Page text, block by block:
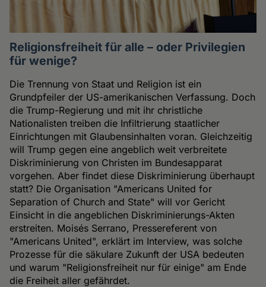
Religionsfreiheit für alle – oder Privilegien
für wenige?
Die Trennung von Staat und Religion ist ein
Grundpfeiler der US-amerikanischen Verfassung. Doch
die Trump-Regierung und mit ihr christliche
Nationalisten treiben die Infiltrierung staatlicher
Einrichtungen mit Glaubensinhalten voran. Gleichzeitig
will Trump gegen eine angeblich weit verbreitete
Diskriminierung von Christen im Bundesapparat
vorgehen. Aber findet diese Diskriminierung überhaupt
statt? Die Organisation "Americans United for
Separation of Church and State" will vor Gericht
Einsicht in die angeblichen Diskriminierungs-Akten
erstreiten. Moisés Serrano, Pressereferent von
"Americans United", erklärt im Interview, was solche
Prozesse für die säkulare Zukunft der USA bedeuten
und warum "Religionsfreiheit nur für einige" am Ende
die Freiheit aller gefährdet.